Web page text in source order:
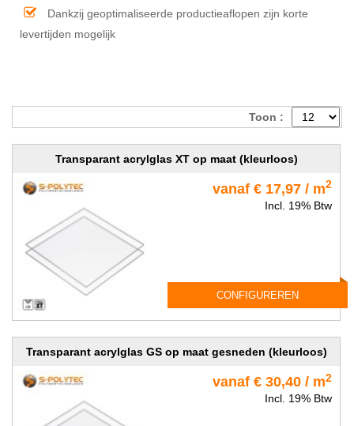
Dankzij geoptimaliseerde productieaflopen zijn korte
levertijden mogelijk
Toon :
Transparant acrylglas XT op maat (kleurloos)
vanaf € 17,97 / m2
Incl. 19% Btw
CONFIGUREREN
Transparant acrylglas GS op maat gesneden (kleurloos)
vanaf € 30,40 / m2
Incl. 19% Btw